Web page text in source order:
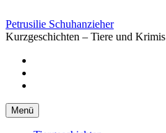
zum
Inhalt
Petrusilie Schuhanzieher
Kurzgeschichten – Tiere und Krimis
Menü